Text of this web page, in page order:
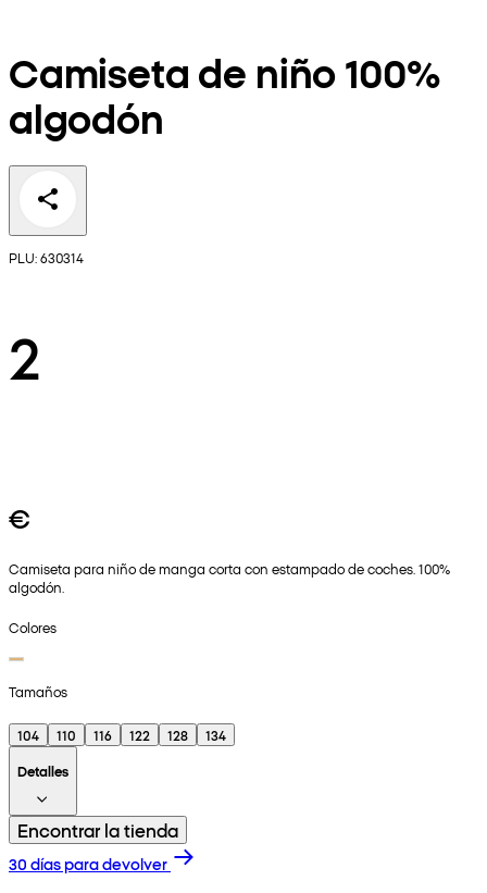
Camiseta de niño 100%
algodón
PLU: 630314
2
€
Camiseta para niño de manga corta con estampado de coches. 100%
algodón.
Colores
Tamaños
104 110 116 122 128
134
Detalles
Encontrar la tienda
30 días para devolver